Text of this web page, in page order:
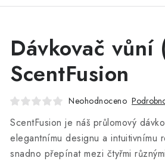
Dávkovač vůní
ScentFusion
Neohodnoceno
ScentFusion je náš průlomový
elegantnímu designu a intuitivnímu
snadno přepínat mezi čtyřmi